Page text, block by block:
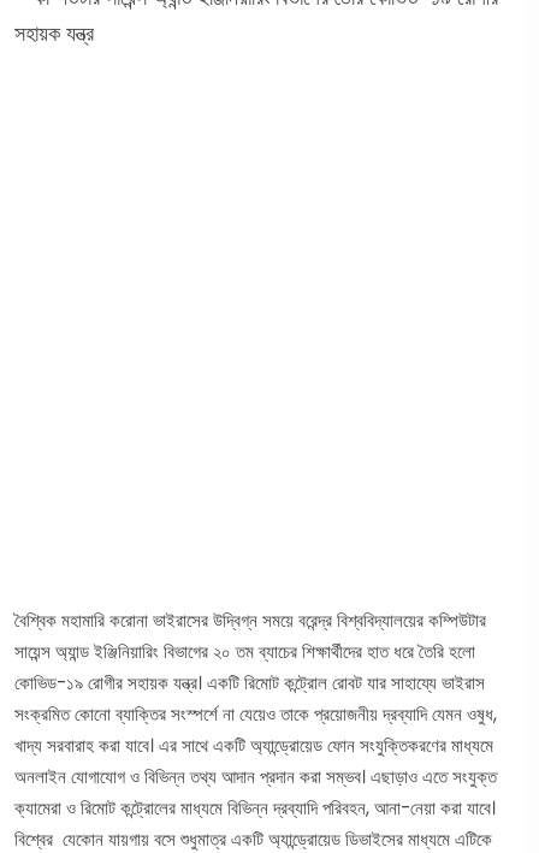
বৈশ্বিক মহামারি করোনা ভাইরাসের উদ্বিগ্ন সময়ে বরেন্দ্র বিশ্ববিদ্যালয়ের কম্পিউটার
সায়েন্স অ্যান্ড ইঞ্জিনিয়ারিং বিভাগের ২০ তম ব্যাচের শিক্ষার্থীদের হাত ধরে তৈরি হলো
কোভিড-১৯ রোগীর সহায়ক যন্ত্র। একটি রিমোট কন্ট্রোল রোবট যার সাহায্যে ভাইরাস
সংক্রমিত কোনো ব্যাক্তির সংস্পর্শে না যেয়েও তাকে প্রয়োজনীয় দ্রব্যাদি যেমন ওষুধ,
খাদ্য সরবারাহ করা যাবে। এর সাথে একটি অ্যান্ড্রোয়েড ফোন সংযুক্তিকরণের মাধ্যমে
অনলাইন যোগাযোগ ও বিভিন্ন তথ্য আদান প্রদান করা সম্ভব। এছাড়াও এতে সংযুক্ত
ক্যামেরা ও রিমোট কন্ট্রোলের মাধ্যমে বিভিন্ন দ্রব্যাদি পরিবহন, আনা-নেয়া করা যাবে।
বিশ্বের যেকোন যায়গায় বসে শুধুমাত্র একটি অ্যান্ড্রোয়েড ডিভাইসের মাধ্যমে এটিকে